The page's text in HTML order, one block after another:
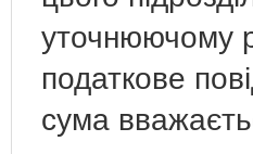
уточнюючому
податкове
сума